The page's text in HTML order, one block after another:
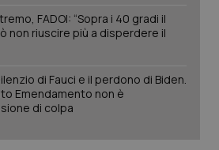
& Testa Collo
FADOI: “Sopra i 40 gradi il
non riuscire più a disperdere il
di Fauci e il perdono di Biden.
Emendamento non è
di colpa
CookieScript
www.quotidianosanita.it